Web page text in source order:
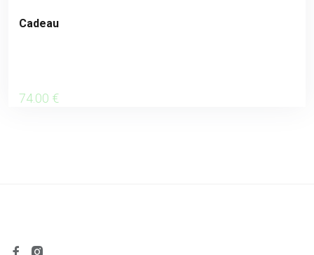
Cadeau
74.00 €